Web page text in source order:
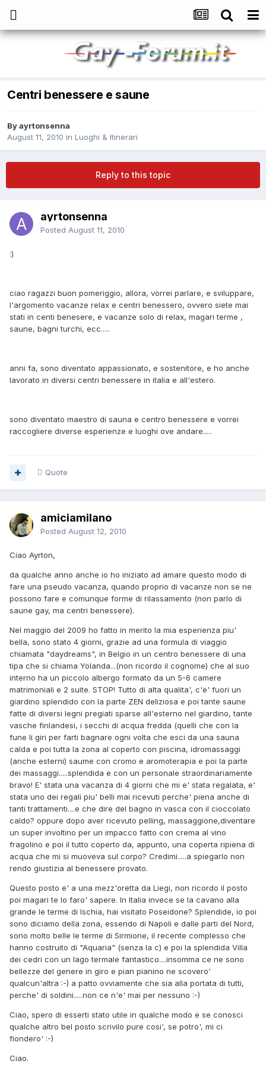
Centri benessere e saune
Byayrtonsenna
August 11, 2010 in Luoghi & Itinerari
Reply to this topic
ayrtonsenna
Posted August 11, 2010
:)
ciao ragazzi buon pomeriggio, allora, vorrei parlare, e sviluppare,
l'argomento vacanze relax e centri benessero, ovvero siete mai
stati in centi benesere, e vacanze solo di relax, magari terme ,
saune, bagni turchi, ecc.....
anni fa, sono diventato appassionato, e sostenitore, e ho anche
lavorato in diversi centri benessere in italia e all'estero.
sono diventato maestro di sauna e centro benessere e vorrei
raccogliere diverse esperienze e luoghi ove andare.....
Quote
amiciamilano
Posted August 12, 2010
Ciao Ayrton,
da qualche anno anche io ho iniziato ad amare questo modo di
fare una pseudo vacanza, quando proprio di vacanze non se ne
possono fare e comunque forme di rilassamento (non parlo di
saune gay, ma centri benessere).
Nel maggio del 2009 ho fatto in merito la mia esperienza piu'
bella, sono stato 4 giorni, grazie ad una formula di viaggio
chiamata "daydreams", in Belgio in un centro benessere di una
tipa che si chiama Yolanda...(non ricordo il cognome) che al suo
interno ha un piccolo albergo formato da un 5-6 camere
matrimoniali e 2 suite. STOP! Tutto di alta qualita', c'e' fuori un
giardino splendido con la parte ZEN deliziosa e poi tante saune
fatte di diversi legni pregiati sparse all'esterno nel giardino, tante
vasche finlandesi, i secchi di acqua fredda (quelli che con la
fune li giri per farti bagnare ogni volta che esci da una sauna
calda e poi tutta la zona al coperto con piscina, idromassaggi
(anche esterni) saume con cromo e aromoterapia e poi la parte
dei massaggi.....splendida e con un personale straordinariamente
bravo! E' stata una vacanza di 4 giorni che mi e' stata regalata, e'
stata uno dei regali piu' belli mai ricevuti perche' piena anche di
tanti trattamenti....e che dire del bagno in vasca con il cioccolato
caldo? oppure dopo aver ricevuto pelling, massaggione,diventare
un super involtino per un impacco fatto con crema al vino
fragolino e poi il tutto coperto da, appunto, una coperta ripiena di
acqua che mi si muoveva sul corpo? Credimi.....a spiegarlo non
rendo giustizia al benessere provato.
Questo posto e' a una mezz'oretta da Liegi, non ricordo il posto
poi magari te lo faro' sapere. In Italia invece se la cavano alla
grande le terme di Ischia, hai visitato Poseidone? Splendide, io poi
sono diciamo della zona, essendo di Napoli e dalle parti del Nord,
sono molto belle le terme di Sirmione, il recente complesso che
hanno costruito di "Aquaria" (senza la c) e poi la splendida Villa
dei cedri con un lago termale fantastico....insomma ce ne sono
bellezze del genere in giro e pian pianino ne scovero'
qualcun'altra :-) a patto ovviamente che sia alla portata di tutti,
perche' di soldini.....non ce n'e' mai per nessuno :-)
Ciao, spero di esserti stato utile in qualche modo e se conosci
qualche altro bel posto scrivilo pure cosi', se potro', mi ci
fiondero' :-)
Ciao.